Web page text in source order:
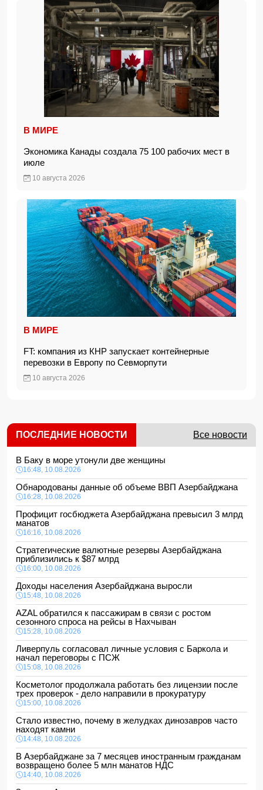
В МИРЕ
Экономика Канады создала 75 100 рабочих мест в
июле
10 августа 2026
В МИРЕ
FT: компания из КНР запускает контейнерные
перевозки в Европу по Севморпути
10 августа 2026
ПОСЛЕДНИЕ НОВОСТИ Все новости
В Баку в море утонули две женщины
16:48, 10.08.2026
Обнародованы данные об объеме ВВП Азербайджана
16:28, 10.08.2026
Профицит госбюджета Азербайджана превысил 3 млрд
манатов
16:16, 10.08.2026
Стратегические валютные резервы Азербайджана
приблизились к $87 млрд
16:00, 10.08.2026
Доходы населения Азербайджана выросли
15:48, 10.08.2026
AZAL обратился к пассажирам в связи с ростом
сезонного спроса на рейсы в Нахчыван
15:28, 10.08.2026
Ливерпуль согласовал личные условия с Баркола и
начал переговоры с ПСЖ
15:08, 10.08.2026
Косметолог продолжала работать без лицензии после
трех проверок - дело направили в прокуратуру
15:00, 10.08.2026
Стало известно, почему в желудках динозавров часто
находят камни
14:48, 10.08.2026
В Азербайджане за 7 месяцев иностранным гражданам
возвращено более 5 млн манатов НДС
14:40, 10.08.2026